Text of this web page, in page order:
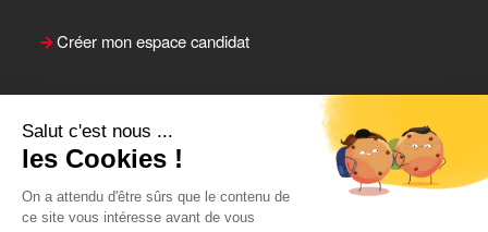
Salut c'est nous ...
les Cookies !
On a attendu d'être sûrs que le contenu de
ce site vous intéresse avant de vous
Créer mon espace candidat